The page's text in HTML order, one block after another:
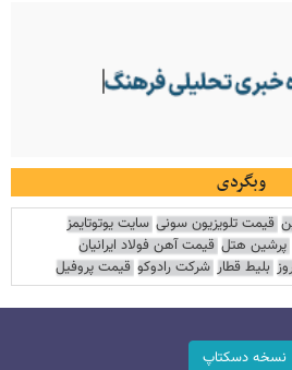
وبگردی
قیمت تلویزیون سونی سایت یوتوتایمز
پرشین هتل قیمت آهن فولاد ایرانیان
بلیط قطار شرکت رادوکو قیمت پروفیل
نسخه دسکتاپ